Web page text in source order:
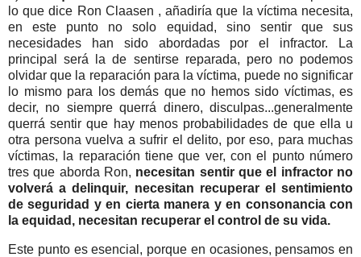
lo que dice Ron Claasen , añadiría que la víctima necesita,
en este punto no solo equidad, sino sentir que sus
necesidades han sido abordadas por el infractor. La
principal será la de sentirse reparada, pero no podemos
olvidar que la reparación para la víctima, puede no significar
lo mismo para los demás que no hemos sido víctimas, es
decir, no siempre querrá dinero, disculpas...generalmente
querrá sentir que hay menos probabilidades de que ella u
otra persona vuelva a sufrir el delito, por eso, para muchas
víctimas, la reparación tiene que ver, con el punto número
tres que aborda Ron, necesitan sentir que el infractor no
volverá a delinquir, necesitan recuperar el sentimiento
de seguridad y en cierta manera y en consonancia con
la equidad, necesitan recuperar el control de su vida.
Este punto es esencial, porque en ocasiones, pensamos en